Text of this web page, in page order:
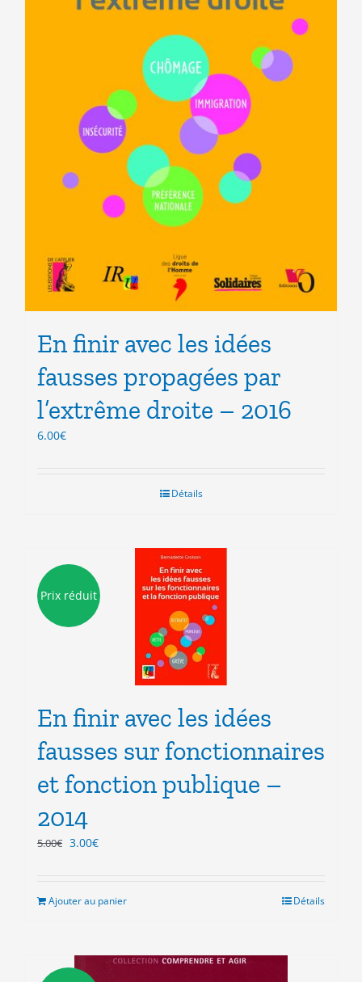
En finir avec les idées
fausses propagées par
l’extrême droite – 2016
6.00€
Détails
Prix réduit
En finir avec les idées
fausses sur fonctionnaires
et fonction publique –
2014
5.00€ Le
était :
3.00€Le
est :
Ajouter au panier Détails